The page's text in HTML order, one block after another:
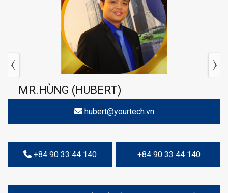
MR.HÙNG (HUBERT)
hubert@yourtech.vn
+84 90 33 44 140 +84 90 33 44 140